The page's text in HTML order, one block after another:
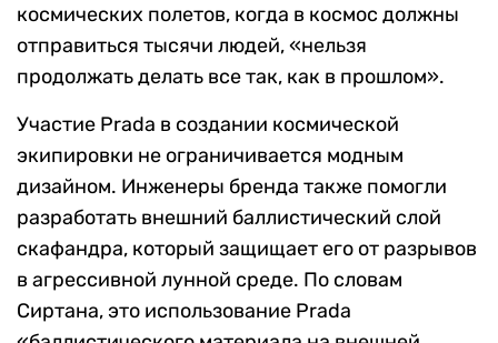
космических полетов, когда в космос должны
отправиться тысячи людей, «нельзя
продолжать делать все так, как в прошлом».
Участие Prada в создании космической
экипировки не ограничивается модным
дизайном. Инженеры бренда также помогли
разработать внешний баллистический слой
скафандра, который защищает его от разрывов
в агрессивной лунной среде. По словам
Сиртана, это использование Prada